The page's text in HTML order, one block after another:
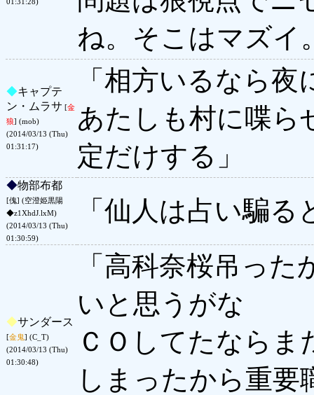
01:31:28)
ね。そこはマズイ
◆キャプテ
ン・ムラサ [金
狼] (mob)
(2014/03/13 (Thu)
01:31:17)
「相方いるなら
あたしも村に喋ら
定だけする」
◆物部布都
[傀] (空澄姫黒陽
◆z1XhdJ.lxM)
(2014/03/13 (Thu)
01:30:59)
「仙人は占い騙
◆サンダース
[金鬼] (C_T)
(2014/03/13 (Thu)
01:30:48)
「高科奈桜吊っ
いと思うがな
ＣＯしてたなら
しまったから重要